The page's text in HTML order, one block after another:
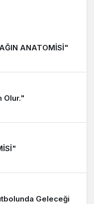
ANATOMİSİ"
Olur."
Geleceği